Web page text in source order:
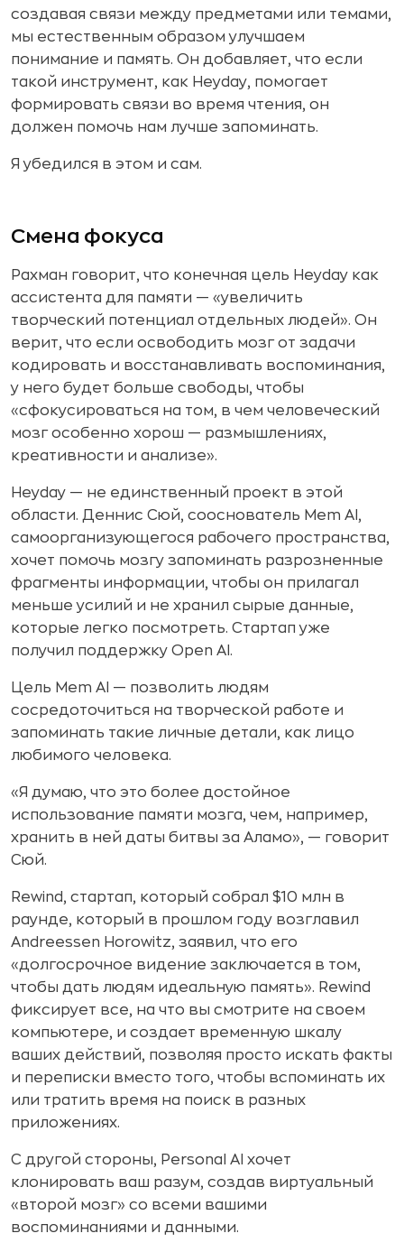
создавая связи между предметами или темами,
мы естественным образом улучшаем
понимание и память. Он добавляет, что если
такой инструмент, как Heyday, помогает
формировать связи во время чтения, он
должен помочь нам лучше запоминать.
Я убедился в этом и сам.
Смена фокуса
Рахман говорит, что конечная цель Heyday как
ассистента для памяти — «увеличить
творческий потенциал отдельных людей». Он
верит, что если освободить мозг от задачи
кодировать и восстанавливать воспоминания,
у него будет больше свободы, чтобы
«сфокусироваться на том, в чем человеческий
мозг особенно хорош — размышлениях,
креативности и анализе».
Heyday — не единственный проект в этой
области. Деннис Сюй, сооснователь Mem AI,
самоорганизующегося рабочего пространства,
хочет помочь мозгу запоминать разрозненные
фрагменты информации, чтобы он прилагал
меньше усилий и не хранил сырые данные,
которые легко посмотреть. Стартап уже
получил поддержку Open AI.
Цель Mem AI — позволить людям
сосредоточиться на творческой работе и
запоминать такие личные детали, как лицо
любимого человека.
«Я думаю, что это более достойное
использование памяти мозга, чем, например,
хранить в ней даты битвы за Аламо», — говорит
Сюй.
Rewind, стартап, который собрал $10 млн в
раунде, который в прошлом году возглавил
Andreessen Horowitz, заявил, что его
«долгосрочное видение заключается в том,
чтобы дать людям идеальную память». Rewind
фиксирует все, на что вы смотрите на своем
компьютере, и создает временную шкалу
ваших действий, позволяя просто искать факты
и переписки вместо того, чтобы вспоминать их
или тратить время на поиск в разных
приложениях.
С другой стороны, Personal AI хочет
клонировать ваш разум, создав виртуальный
«второй мозг» со всеми вашими
воспоминаниями и данными.